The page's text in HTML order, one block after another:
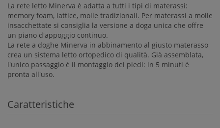
La rete letto Minerva è adatta a tutti i tipi di materassi:
memory foam, lattice, molle tradizionali. Per materassi a molle
insacchettate si consiglia la versione a doga unica che offre
un piano d'appoggio continuo.
La rete a doghe Minerva in abbinamento al giusto materasso
crea un sistema letto ortopedico di qualità. Già assemblata,
l'unico passaggio è il montaggio dei piedi: in 5 minuti è
pronta all'uso.
Caratteristiche